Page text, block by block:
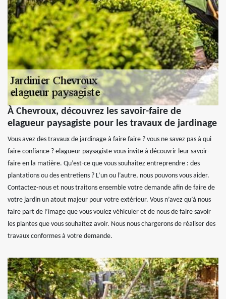
À Chevroux, découvrez les savoir-faire de
elagueur paysagiste pour les travaux de jardinage
Vous avez des travaux de jardinage à faire faire ? vous ne savez pas à qui
faire confiance ? elagueur paysagiste vous invite à découvrir leur savoir-
faire en la matière. Qu’est-ce que vous souhaitez entreprendre : des
plantations ou des entretiens ? L’un ou l’autre, nous pouvons vous aider.
Contactez-nous et nous traitons ensemble votre demande afin de faire de
votre jardin un atout majeur pour votre extérieur. Vous n’avez qu’à nous
faire part de l’image que vous voulez véhiculer et de nous de faire savoir
les plantes que vous souhaitez avoir. Nous nous chargerons de réaliser des
travaux conformes à votre demande.